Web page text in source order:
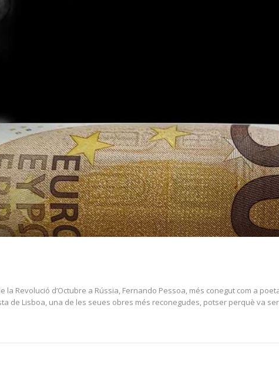
la Revolució d’Octubre a Rússia, Fernando Pessoa, més conegut com a
de Lisboa, una de les seues obres més reconegudes, potser perquè va